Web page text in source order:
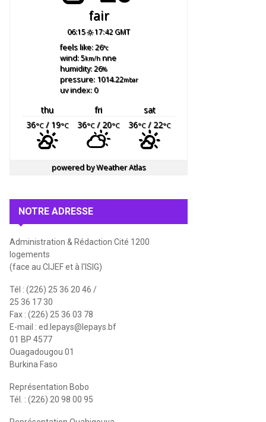
fair
06:15 17:42 GMT
feels like: 26°c
wind: 5km/hnne
humidity: 26%
pressure: 1014.22mbar
uv index: 0
thu fri
sat
36°C/ 19°C 36°C/ 20°C 36°C/ 22°C
powered byWeather Atlas
NOTRE ADRESSE
Administration & Rédaction Cité 1200
logements
(face au CIJEF et à l'ISIG)
Tél : (226) 25 36 20 46 /
25 36 17 30
Fax : (226) 25 36 03 78
E-mail : ed.lepays@lepays.bf
01 BP 4577
Ouagadougou 01
Burkina Faso
Représentation Bobo
Tél. : (226) 20 98 00 95